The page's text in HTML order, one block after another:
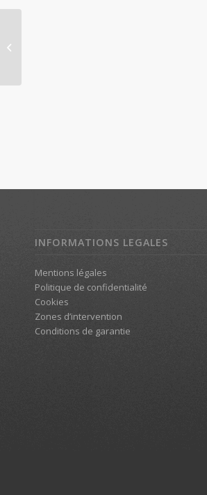
INFORMATIONS LEGALES
Mentions légales
Politique de confidentialité
Cookies
Zones d’intervention
Conditions de garantie